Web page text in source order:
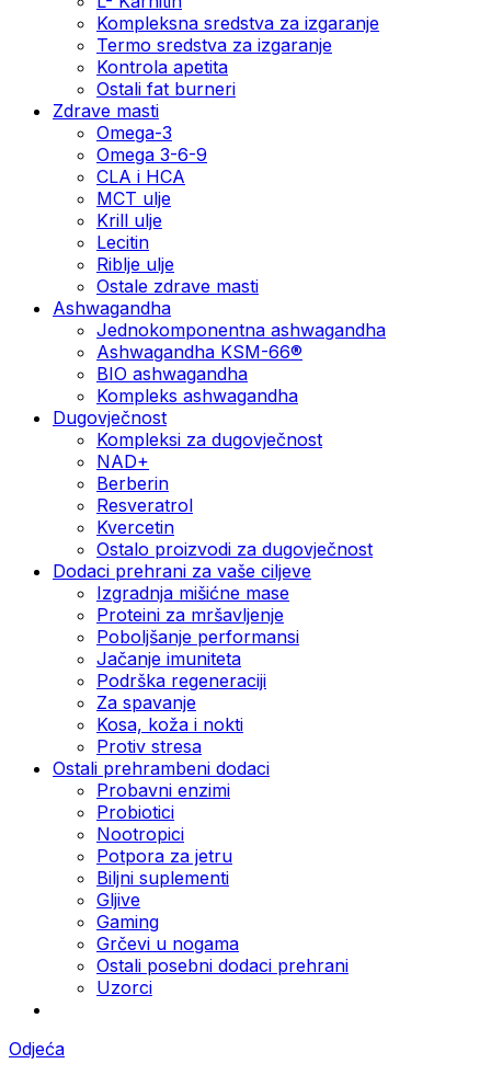
Kompleksna sredstva za izgaranje
Termo sredstva za izgaranje
Kontrola apetita
Ostali fat burneri
Zdrave masti
Omega-3
Omega 3-6-9
CLA i HCA
MCT ulje
Krill ulje
Lecitin
Riblje ulje
Ostale zdrave masti
Ashwagandha
Jednokomponentna ashwagandha
Ashwagandha KSM-66®
BIO ashwagandha
Kompleks ashwagandha
Dugovječnost
Kompleksi za dugovječnost
NAD+
Berberin
Resveratrol
Kvercetin
Ostalo proizvodi za dugovječnost
Dodaci prehrani za vaše ciljeve
Izgradnja mišićne mase
Proteini za mršavljenje
Poboljšanje performansi
Jačanje imuniteta
Podrška regeneraciji
Za spavanje
Kosa, koža i nokti
Protiv stresa
Ostali prehrambeni dodaci
Probavni enzimi
Probiotici
Nootropici
Potpora za jetru
Biljni suplementi
Gljive
Gaming
Grčevi u nogama
Ostali posebni dodaci prehrani
Uzorci
Odjeća